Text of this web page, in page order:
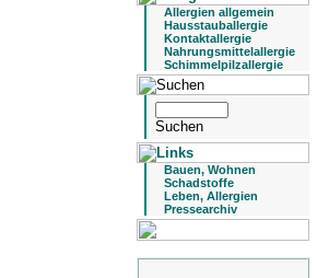
Allergien allgemein
Hausstauballergie
Kontaktallergie
Nahrungsmittelallergie
Schimmelpilzallergie
Bauen, Wohnen
Schadstoffe
Leben, Allergien
Pressearchiv